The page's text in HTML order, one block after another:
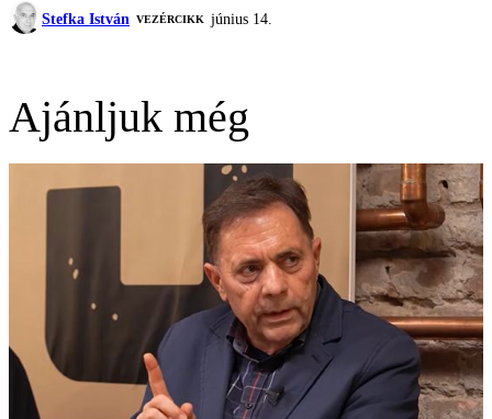
Stefka István VEZÉRCIKK június 14.
Ajánljuk még